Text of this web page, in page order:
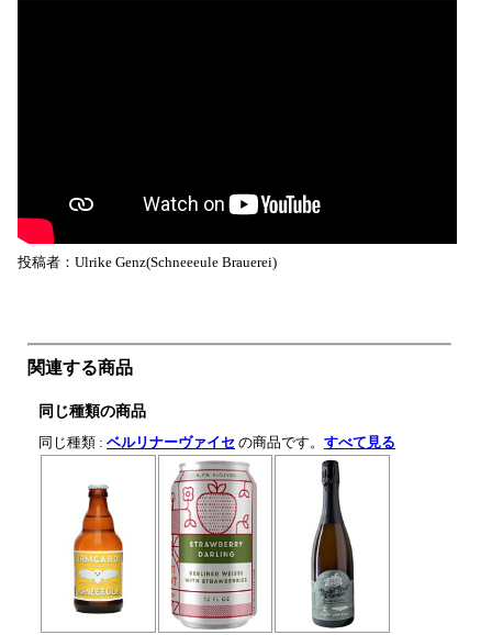
投稿者：Ulrike Genz(Schneeeule Brauerei)
関連する商品
同じ種類の商品
同じ種類 : ベルリナーヴァイセ の商品です。 すべて見る